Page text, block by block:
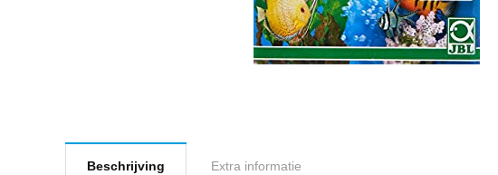
Beschrijving Extra informatie